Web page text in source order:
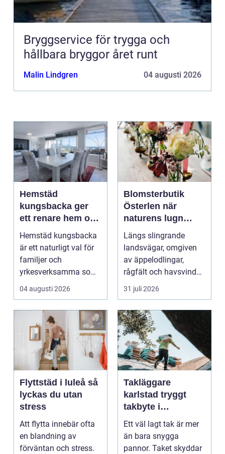
Bryggservice för trygga och
hållbara bryggor året runt
Malin Lindgren 04 augusti 2026
Hemstäd
kungsbacka ger
ett renare hem och
en lugnare vardag
Hemstäd kungsbacka
är ett naturligt val för
familjer och
yrkesverksamma som
vill ha ett rent hem
04 augusti 2026
Blomsterbutik
Österlen när
naturens lugn
möter kreativt
hantverk
Längs slingrande
landsvägar, omgiven
av äppelodlingar,
rågfält och havsvindar,
har
blomsterhantverke...
31 juli 2026
Flyttstäd i luleå så
lyckas du utan
stress
Att flytta innebär ofta
en blandning av
förväntan och stress.
Takläggare
karlstad tryggt
takbyte i
värmländskt klimat
Ett väl lagt tak är mer
än bara snygga
pannor. Taket skyddar